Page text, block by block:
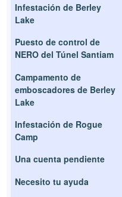
Infestación de Berley
Lake
Puesto de control de
NERO del Túnel Santiam
Campamento de
emboscadores de Berley
Lake
Infestación de Rogue
Camp
Una cuenta pendiente
Necesito tu ayuda